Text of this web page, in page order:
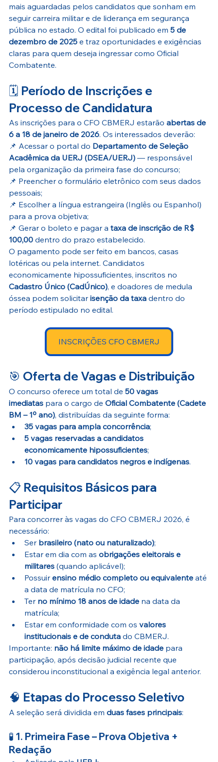
mais aguardadas pelos candidatos que sonham em
seguir carreira militar e de liderança em segurança
pública no estado. O edital foi publicado em 5 de
dezembro de 2025 e traz oportunidades e exigências
claras para quem deseja ingressar como Oficial
Combatente.
🗓️ Período de Inscrições e
Processo de Candidatura
As inscrições para o CFO CBMERJ estarão abertas de
6 a 18 de janeiro de 2026. Os interessados deverão:
📌 Acessar o portal do Departamento de Seleção
Acadêmica da UERJ (DSEA/UERJ) — responsável
pela organização da primeira fase do concurso;
📌 Preencher o formulário eletrônico com seus dados
pessoais;
📌 Escolher a língua estrangeira (Inglês ou Espanhol)
para a prova objetiva;
📌 Gerar o boleto e pagar a taxa de inscrição de R$
100,00 dentro do prazo estabelecido.
O pagamento pode ser feito em bancos, casas
lotéricas ou pela internet. Candidatos
economicamente hipossuficientes, inscritos no
Cadastro Único (CadÚnico), e doadores de medula
óssea podem solicitar isenção da taxa dentro do
período estipulado no edital.
INSCRIÇÕES CFO CBMERJ
🎯 Oferta de Vagas e Distribuição
O concurso oferece um total de 50 vagas
imediatas para o cargo de Oficial Combatente (Cadete
BM – 1º ano), distribuídas da seguinte forma:
35 vagas para ampla concorrência;
5 vagas reservadas a candidatos
economicamente hipossuficientes;
10 vagas para candidatos negros e indígenas.
📋 Requisitos Básicos para
Participar
Para concorrer às vagas do CFO CBMERJ 2026, é
necessário:
Ser brasileiro (nato ou naturalizado);
Estar em dia com as obrigações eleitorais e
militares (quando aplicável);
Possuir ensino médio completo ou equivalente até
a data de matrícula no CFO;
Ter no mínimo 18 anos de idade na data da
matrícula;
Estar em conformidade com os valores
institucionais e de conduta do CBMERJ.
Importante: não há limite máximo de idade para
participação, após decisão judicial recente que
considerou inconstitucional a exigência legal anterior.
🧠 Etapas do Processo Seletivo
A seleção será dividida em duas fases principais:
🧪 1. Primeira Fase – Prova Objetiva +
Redação